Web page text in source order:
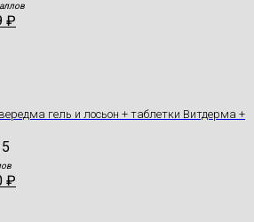
₽
гель и лосьон + таблетки Витдерма +
₽